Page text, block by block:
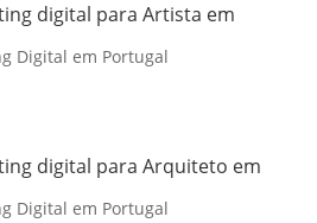
digital para Artista em
Digital em Portugal
digital para Arquiteto em
Digital em Portugal